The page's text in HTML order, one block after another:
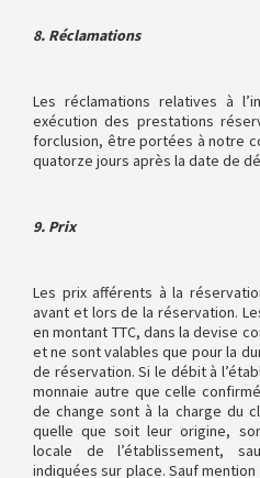
8. Réclamations
Les réclamations relatives à
exécution des prestations
forclusion, être portées à notre
quatorze jours après la date de
9. Prix
Les prix afférents à la
avant et lors de la réservation.
en montant TTC, dans la devise
et ne sont valables que pour la
de réservation. Si le débit à
monnaie autre que celle
de change sont à la charge du
quelle que soit leur origine,
locale de l’établissement,
indiquées sur place. Sauf